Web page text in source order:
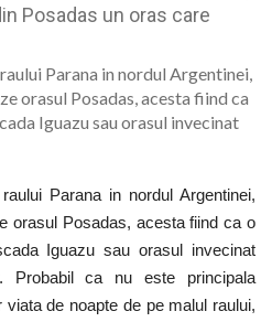
Posadas un oras care
Parana in nordul Argentinei,
orasul Posadas, acesta fiind ca
Iguazu sau orasul invecinat
Parana in nordul Argentinei,
orasul Posadas, acesta fiind ca o
Iguazu sau orasul invecinat
Probabil ca nu este principala
de noapte de pe malul raului,